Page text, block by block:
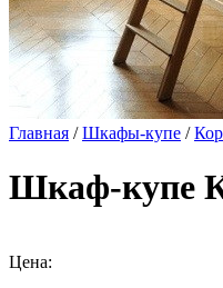
Главная /Шкафы-купе /
Шкаф-купе
Цена: